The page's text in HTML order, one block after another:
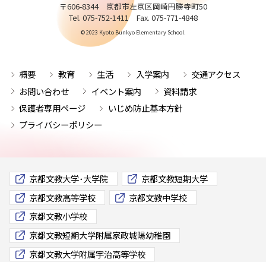
〒606-8344 京都市左京区岡崎円勝寺町50
Tel. 075-752-1411 Fax. 075-771-4848
© 2023 Kyoto Bunkyo Elementary School.
概要 教育 生活 入学案内
交通アクセス
お問い合わせ
イベント案内
資料請求
保護者専用ページ
いじめ防止基本方針
プライバシーポリシー
京都文教大学･大学院
京都文教短期大学
京都文教高等学校
京都文教中学校
京都文教小学校
京都文教短期大学附属家政城陽幼稚園
京都文教大学附属宇治高等学校